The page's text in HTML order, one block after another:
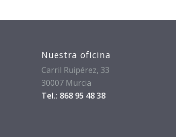
Nuestra oficina
Carril Ruipérez, 33
30007 Murcia
Tel.: 868 95 48 38